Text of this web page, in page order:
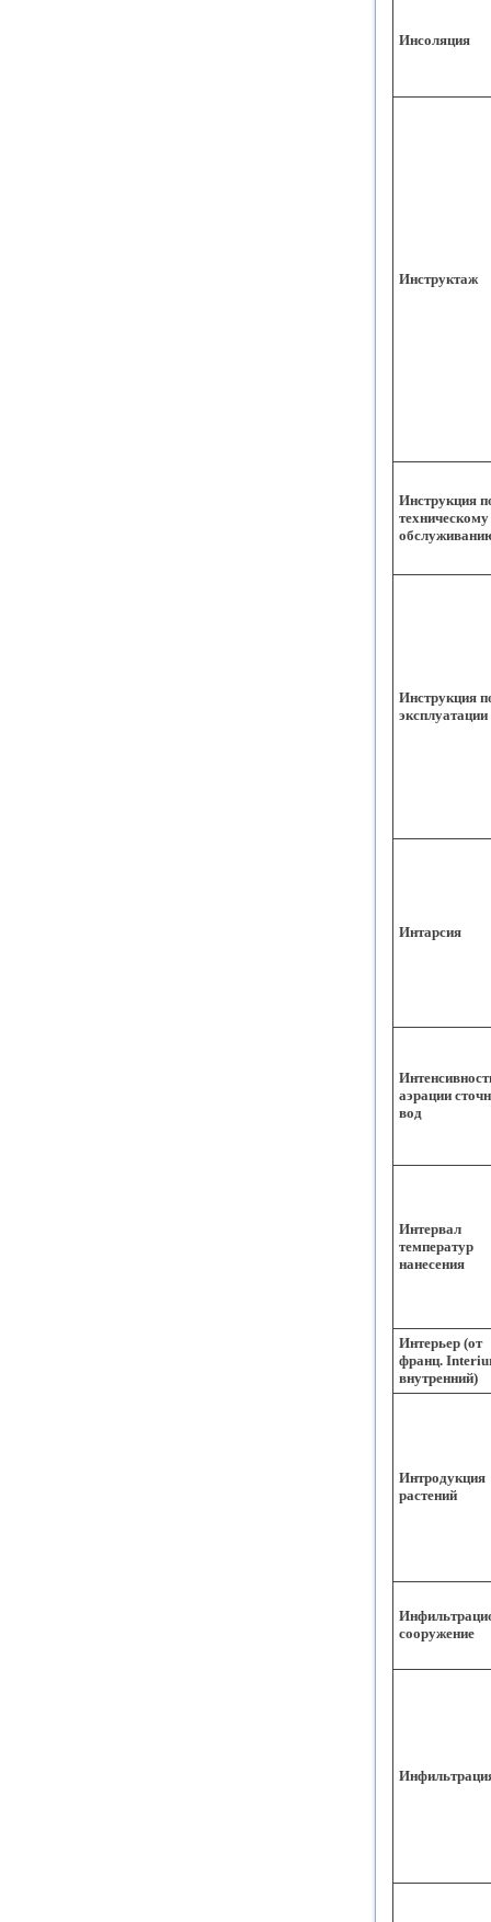
Инсоляция
Инструктаж
Инструкция
техническому
Инструкция
эксплуатации
Интарсия
аэрации
вод
Интервал
температур
нанесения
Интерьер (от
франц.
внутренний)
Интродукция
растений
сооружение